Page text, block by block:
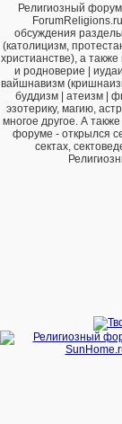
Религиозный
обсуждения
(католицизм,
христианстве), а
и родноверие |
вайшнавизм
буддизм | атеизм |
эзотерику, магию,
многое другое. А
форуме - открылся
сектах,